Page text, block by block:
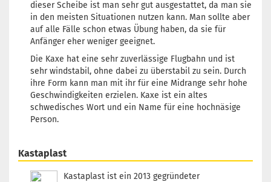
dieser Scheibe ist man sehr gut ausgestattet, da man sie
in den meisten Situationen nutzen kann. Man sollte aber
auf alle Fälle schon etwas Übung haben, da sie für
Anfänger eher weniger geeignet.
Die Kaxe hat eine sehr zuverlässige Flugbahn und ist
sehr windstabil, ohne dabei zu überstabil zu sein. Durch
ihre Form kann man mit ihr für eine Midrange sehr hohe
Geschwindigkeiten erzielen. Kaxe ist ein altes
schwedisches Wort und ein Name für eine hochnäsige
Person.
Kastaplast
Kastaplast ist ein 2013 gegründeter